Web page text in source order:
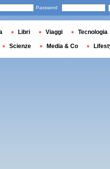
Password
Libri Viaggi Tecnologia
Scienze Media & Co